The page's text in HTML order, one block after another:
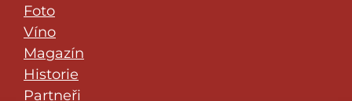
Foto
Víno
Magazín
Historie
Partneři